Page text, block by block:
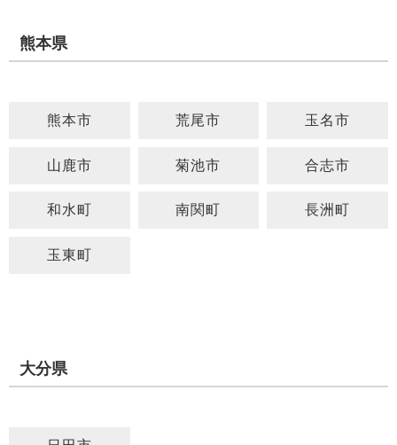
熊本県
熊本市 荒尾市 玉名市
山鹿市 菊池市 合志市
和水町 南関町 長洲町
玉東町
大分県